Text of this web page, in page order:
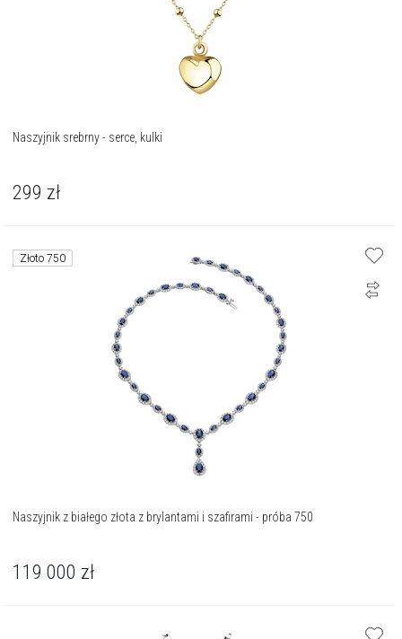
Naszyjnik srebrny - serce, kulki
299 zł
Złoto 750
Naszyjnik z białego złota z brylantami i szafirami - próba 750
119 000 zł